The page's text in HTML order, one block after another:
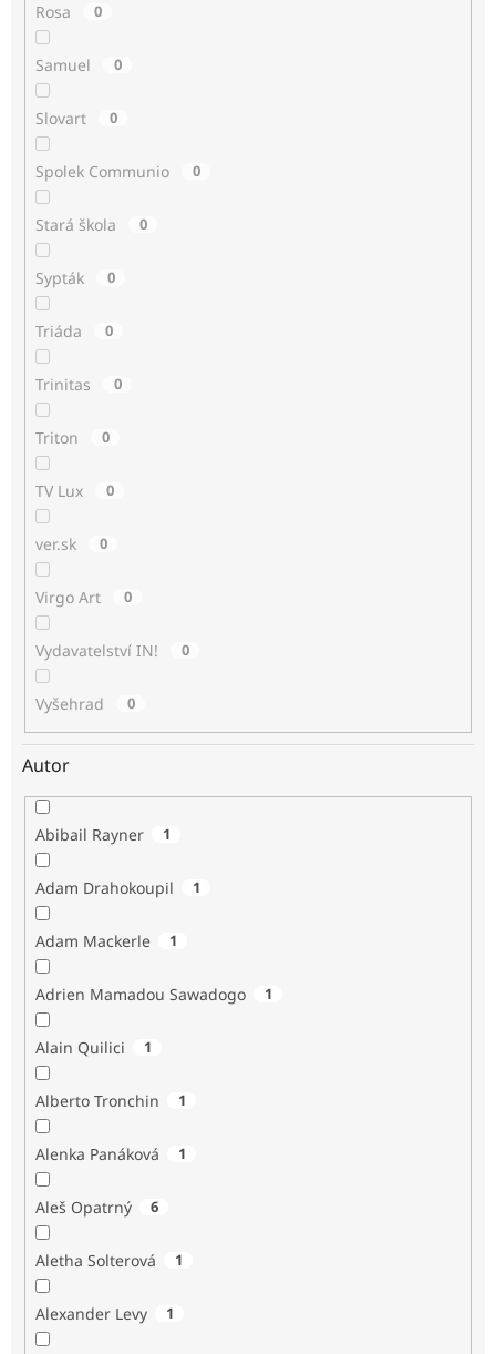
Rosa 0
Samuel 0
Slovart 0
Spolek Communio 0
Stará škola 0
Sypták 0
Triáda 0
Trinitas 0
Triton 0
TV Lux 0
ver.sk 0
Virgo Art 0
Vydavatelství IN! 0
Vyšehrad 0
Autor
Abibail Rayner 1
Adam Drahokoupil 1
Adam Mackerle 1
Adrien Mamadou Sawadogo 1
Alain Quilici 1
Alberto Tronchin 1
Alenka Panáková 1
Aleš Opatrný 6
Aletha Solterová 1
Alexander Levy 1